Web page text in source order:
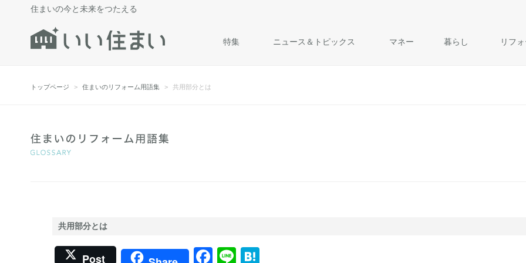
住まいの今と未来をつたえる
特集 ニュース＆トピックス マネー 暮らし リフ
トップページ 住まいのリフォーム用語集 共用部分とは
共用部分とは
Post Facebook
Line